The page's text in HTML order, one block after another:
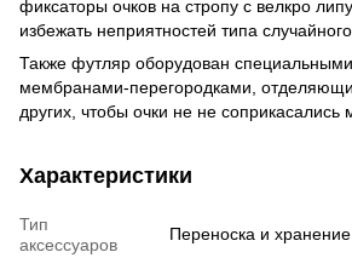
фиксаторы очков на стропу с велкро
избежать неприятностей типа
Также футляр оборудован
мембранами-перегородками,
других, чтобы очки не не соприкасались
Характеристики
Тип
аксессуаров
Переноска и хранение